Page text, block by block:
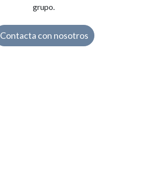
grupo.
Contacta con nosotros